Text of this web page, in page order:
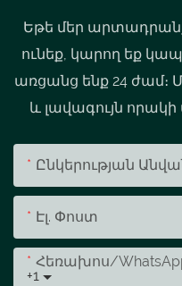
Եթե ​​մեր
ունեք, կարող եք
առցանց ենք 24 ժամ։
և լավագույն
Ընկերության
Էլ. Փոստ
+1
Հեռախոս/